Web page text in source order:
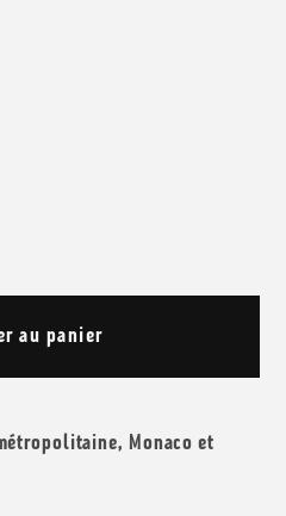
au panier
Monaco et